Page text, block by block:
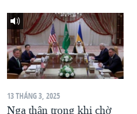
13 THÁNG 3, 2025
Nga thận trọng khi chờ